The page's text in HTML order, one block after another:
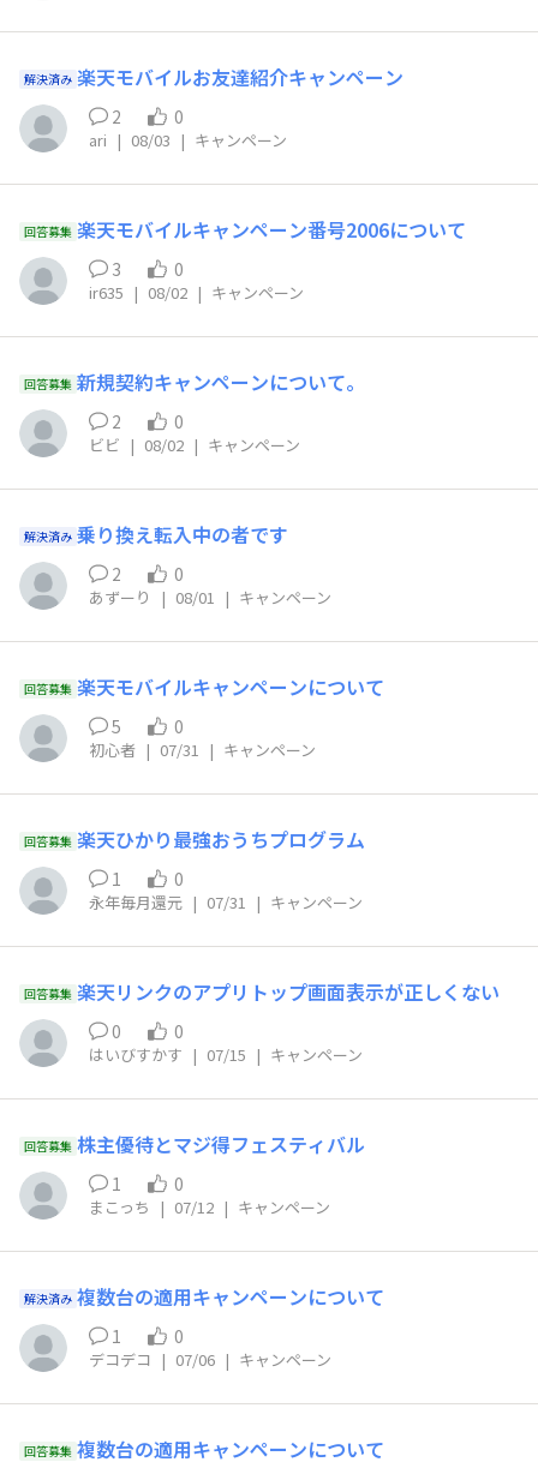
解決済み 楽天モバイルお友達紹介キャンペーン
2 0
ari | 08/03 | キャンペーン
回答募集 楽天モバイルキャンペーン番号2006について
3 0
ir635 | 08/02 | キャンペーン
回答募集 新規契約キャンペーンについて。
2 0
ビビ | 08/02 | キャンペーン
解決済み 乗り換え転入中の者です
2 0
あずーり | 08/01 | キャンペーン
回答募集 楽天モバイルキャンペーンについて
5 0
初心者 | 07/31 | キャンペーン
回答募集 楽天ひかり最強おうちプログラム
1 0
永年毎月還元 | 07/31 | キャンペーン
回答募集 楽天リンクのアプリトップ画面表示が正しくない
0 0
はいびすかす | 07/15 | キャンペーン
回答募集 株主優待とマジ得フェスティバル
1 0
まこっち | 07/12 | キャンペーン
解決済み 複数台の適用キャンペーンについて
1 0
デコデコ | 07/06 | キャンペーン
回答募集 複数台の適用キャンペーンについて